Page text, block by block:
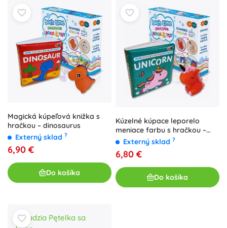
Magická kúpeľová knižka s
hračkou – dinosaurus
Externý sklad ?
6,90 €
Do košíka
Kúzelné kúpace leporelo
meniace farbu s hračkou –
jednorožec
Externý sklad ?
6,80 €
Do košíka